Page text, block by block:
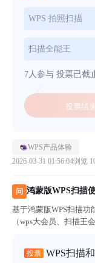
WPS 拍照扫描
扫描全能王
7人参与 投票已截
投票结
WPS产品体验
2026-03-31 01:56:04浏览
问 鸿蒙版WPS扫描
基于鸿蒙版WPS扫描
（wps大会员、扫描王
PDF分享发送给微信、
命...投票 WPS扫描